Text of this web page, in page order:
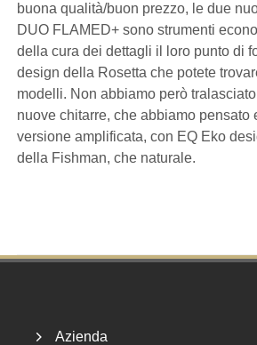
buona qualità/buon prezzo, le due
DUO FLAMED+ sono strumenti
della cura dei dettagli il loro punto di
design della Rosetta che potete
modelli. Non abbiamo però
nuove chitarre, che abbiamo pensato
versione amplificata, con EQ Eko
della Fishman, che naturale.
Azienda